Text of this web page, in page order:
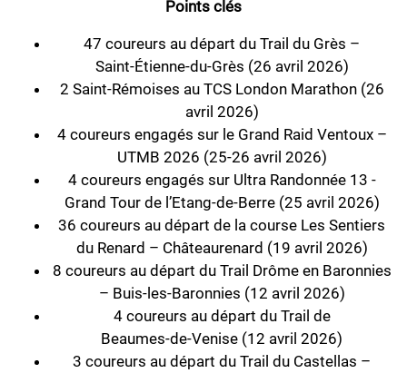
Points clés
47 coureurs au départ du Trail du Grès –
Saint‑Étienne‑du‑Grès (26 avril 2026)
2 Saint‑Rémoises au TCS London Marathon (26
avril 2026)
4 coureurs engagés sur le Grand Raid Ventoux –
UTMB 2026 (25‑26 avril 2026)
4 coureurs engagés sur Ultra Randonnée 13 -
Grand Tour de l’Etang-de-Berre (25 avril 2026)
36 coureurs au départ de la course Les Sentiers
du Renard – Châteaurenard (19 avril 2026)
8 coureurs au départ du Trail Drôme en Baronnies
– Buis‑les‑Baronnies (12 avril 2026)
4 coureurs au départ du Trail de
Beaumes‑de‑Venise (12 avril 2026)
3 coureurs au départ du Trail du Castellas –